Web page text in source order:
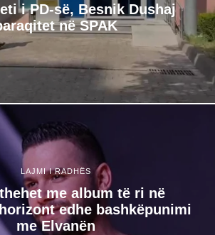
i PD-së, Besnik Dushaj
në SPAK
LAJMI I RADHËS
me album të ri në
edhe bashkëpunimi
me Elvanën